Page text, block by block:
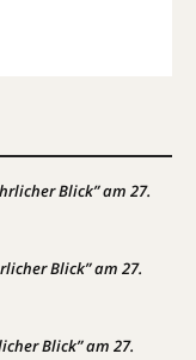
Blick” am 27.
Blick” am 27.
Blick” am 27.